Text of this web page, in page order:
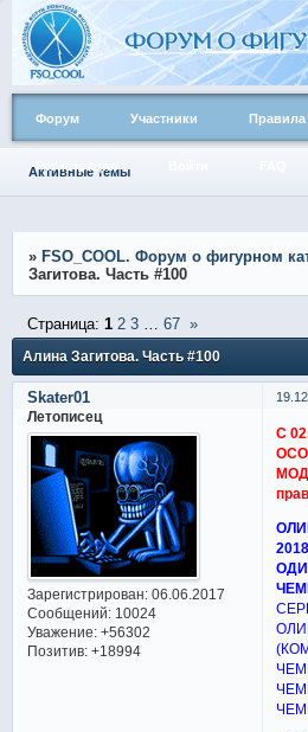
Форум Участники Правила
Активные темы
» FSO_COOL. Форум о фигурном
Загитова. Часть #100
Алина Загитова. Часть #100
Страница: 1 2 3 67 »
Skater01
Летописец
Зарегистрирован: 06.06.2017
Сообщений:10024
Уважение: +56302
Позитив: +18994
С